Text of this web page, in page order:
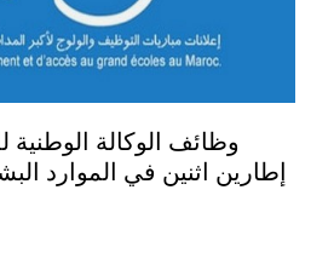
وظائف الوكالة الوطنية